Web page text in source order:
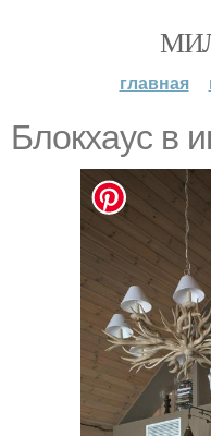
главная
Блокхаус в